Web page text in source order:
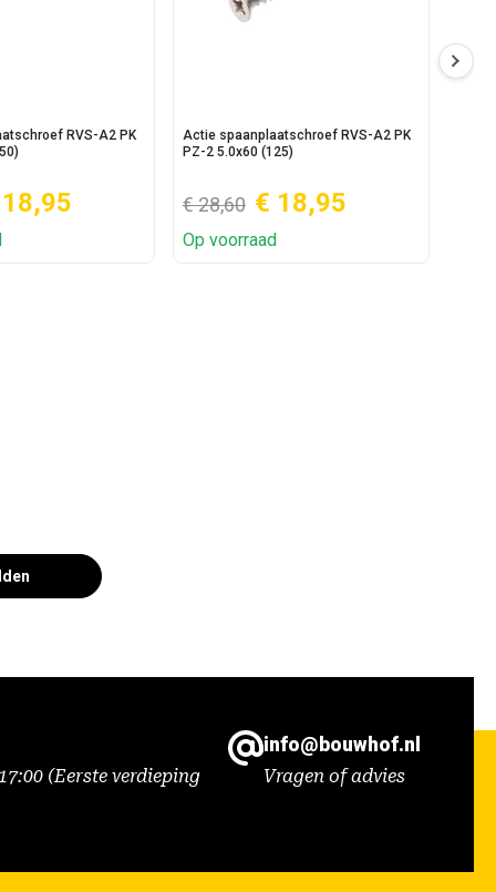
RVS-A2 PK
Actie spaanplaatschroef RVS-A2 PK
PZ-2 5.0x60 (125)
€ 28,60 € 18,95
Op voorraad
(Eerste verdieping
info@bouwhof.nl
Vragen of advies